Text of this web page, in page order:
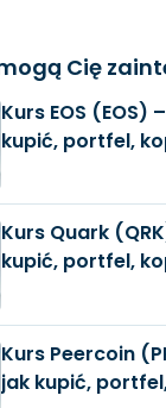
Cię
Kurs EOS (EOS)
kupić, portfel,
Kurs Quark
kupić, portfel,
Kurs Peercoin
jak kupić,